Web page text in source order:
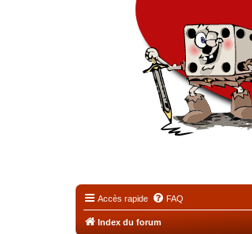
Accès rapide FAQ
Index du forum